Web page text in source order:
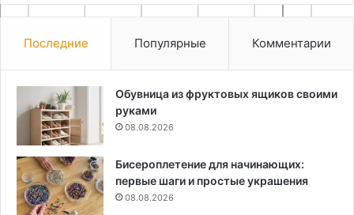
Последние Популярные Комментарии
Обувница из фруктовых ящиков своими
руками
08.08.2026
Бисероплетение для начинающих:
первые шаги и простые украшения
08.08.2026